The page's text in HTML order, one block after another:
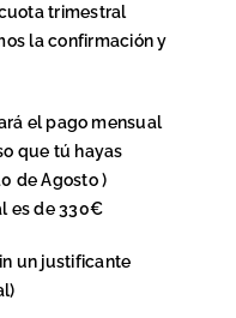
trimestral
la confirmación y
el pago mensual
que tú hayas
de Agosto )
es de 330€
un justificante